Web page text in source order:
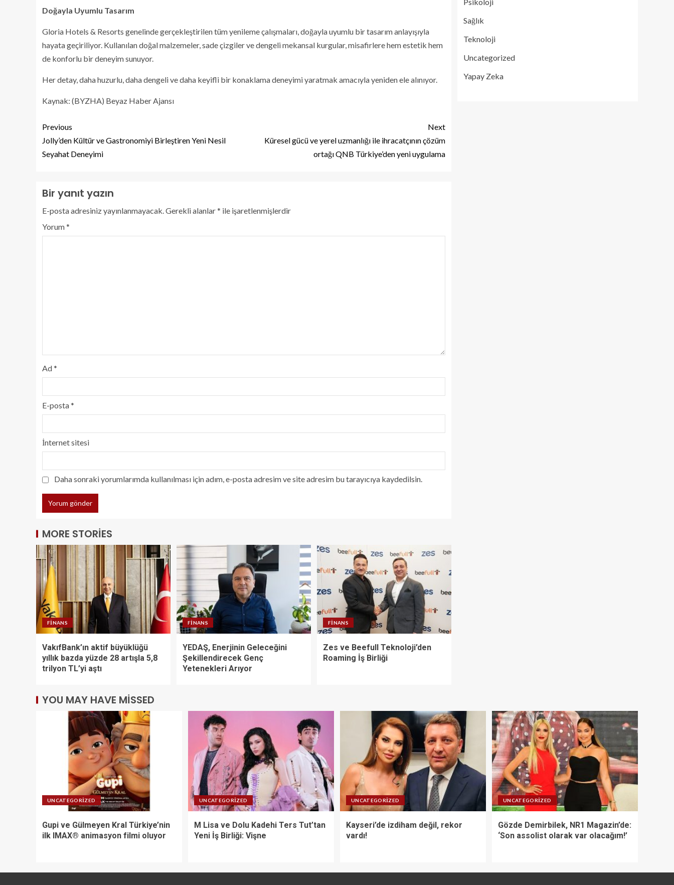
Doğayla Uyumlu Tasarım
Gloria Hotels & Resorts genelinde gerçekleştirilen tüm yenileme çalışmaları, doğayla uyumlu bir tasarım anlayışıyla
hayata geçiriliyor. Kullanılan doğal malzemeler, sade çizgiler ve dengeli mekansal kurgular, misafirlere hem estetik hem
de konforlu bir deneyim sunuyor.
Her detay, daha huzurlu, daha dengeli ve daha keyifli bir konaklama deneyimi yaratmak amacıyla yeniden ele alınıyor.
Kaynak: (BYZHA) Beyaz Haber Ajansı
Previous
Jolly’den Kültür ve Gastronomiyi Birleştiren Yeni Nesil
Seyahat Deneyimi
Next
Küresel gücü ve yerel uzmanlığı ile ihracatçının çözüm
ortağı QNB Türkiye’den yeni uygulama
Bir yanıt yazın
E-posta adresiniz yayınlanmayacak.Gerekli alanlar* ile işaretlenmişlerdir
Yorum*
Ad*
E-posta*
İnternet sitesi
Daha sonraki yorumlarımda kullanılması için adım, e-posta adresim ve site adresim bu tarayıcıya kaydedilsin.
MORE STORIES
FINANS
VakıfBank’ın aktif büyüklüğü
yıllık bazda yüzde 28 artışla 5,8
trilyon TL’yi aştı
FINANS
YEDAŞ, Enerjinin Geleceğini
Şekillendirecek Genç
Yetenekleri Arıyor
FINANS
Zes ve Beefull Teknoloji’den
Roaming İş Birliği
Sağlık
Teknoloji
Uncategorized
Yapay Zeka
YOU MAY HAVE MISSED
UNCATEGORIZED
Gupi ve Gülmeyen Kral Türkiye’nin
ilk IMAX® animasyon filmi oluyor
UNCATEGORIZED
M Lisa ve Dolu Kadehi Ters Tut’tan
Yeni İş Birliği: Vişne
UNCATEGORIZED
Kayseri’de izdiham değil, rekor
vardı!
UNCATEGORIZED
Gözde Demirbilek, NR1 Magazin’de:
‘Son assolist olarak var olacağım!’